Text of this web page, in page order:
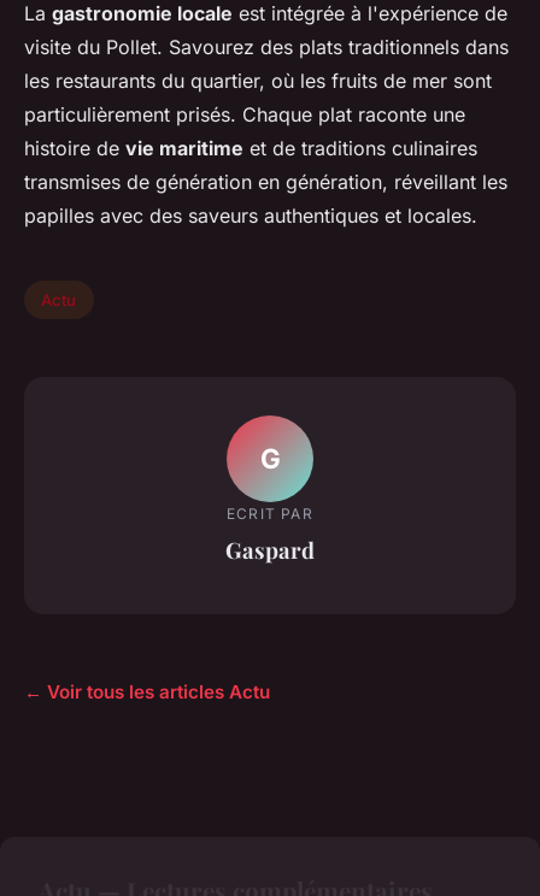
La gastronomie locale est intégrée à l'expérience de
visite du Pollet. Savourez des plats traditionnels dans
les restaurants du quartier, où les fruits de mer sont
particulièrement prisés. Chaque plat raconte une
histoire de vie maritime et de traditions culinaires
transmises de génération en génération, réveillant les
papilles avec des saveurs authentiques et locales.
Actu
G
ECRIT PAR
Gaspard
← Voir tous les articles Actu